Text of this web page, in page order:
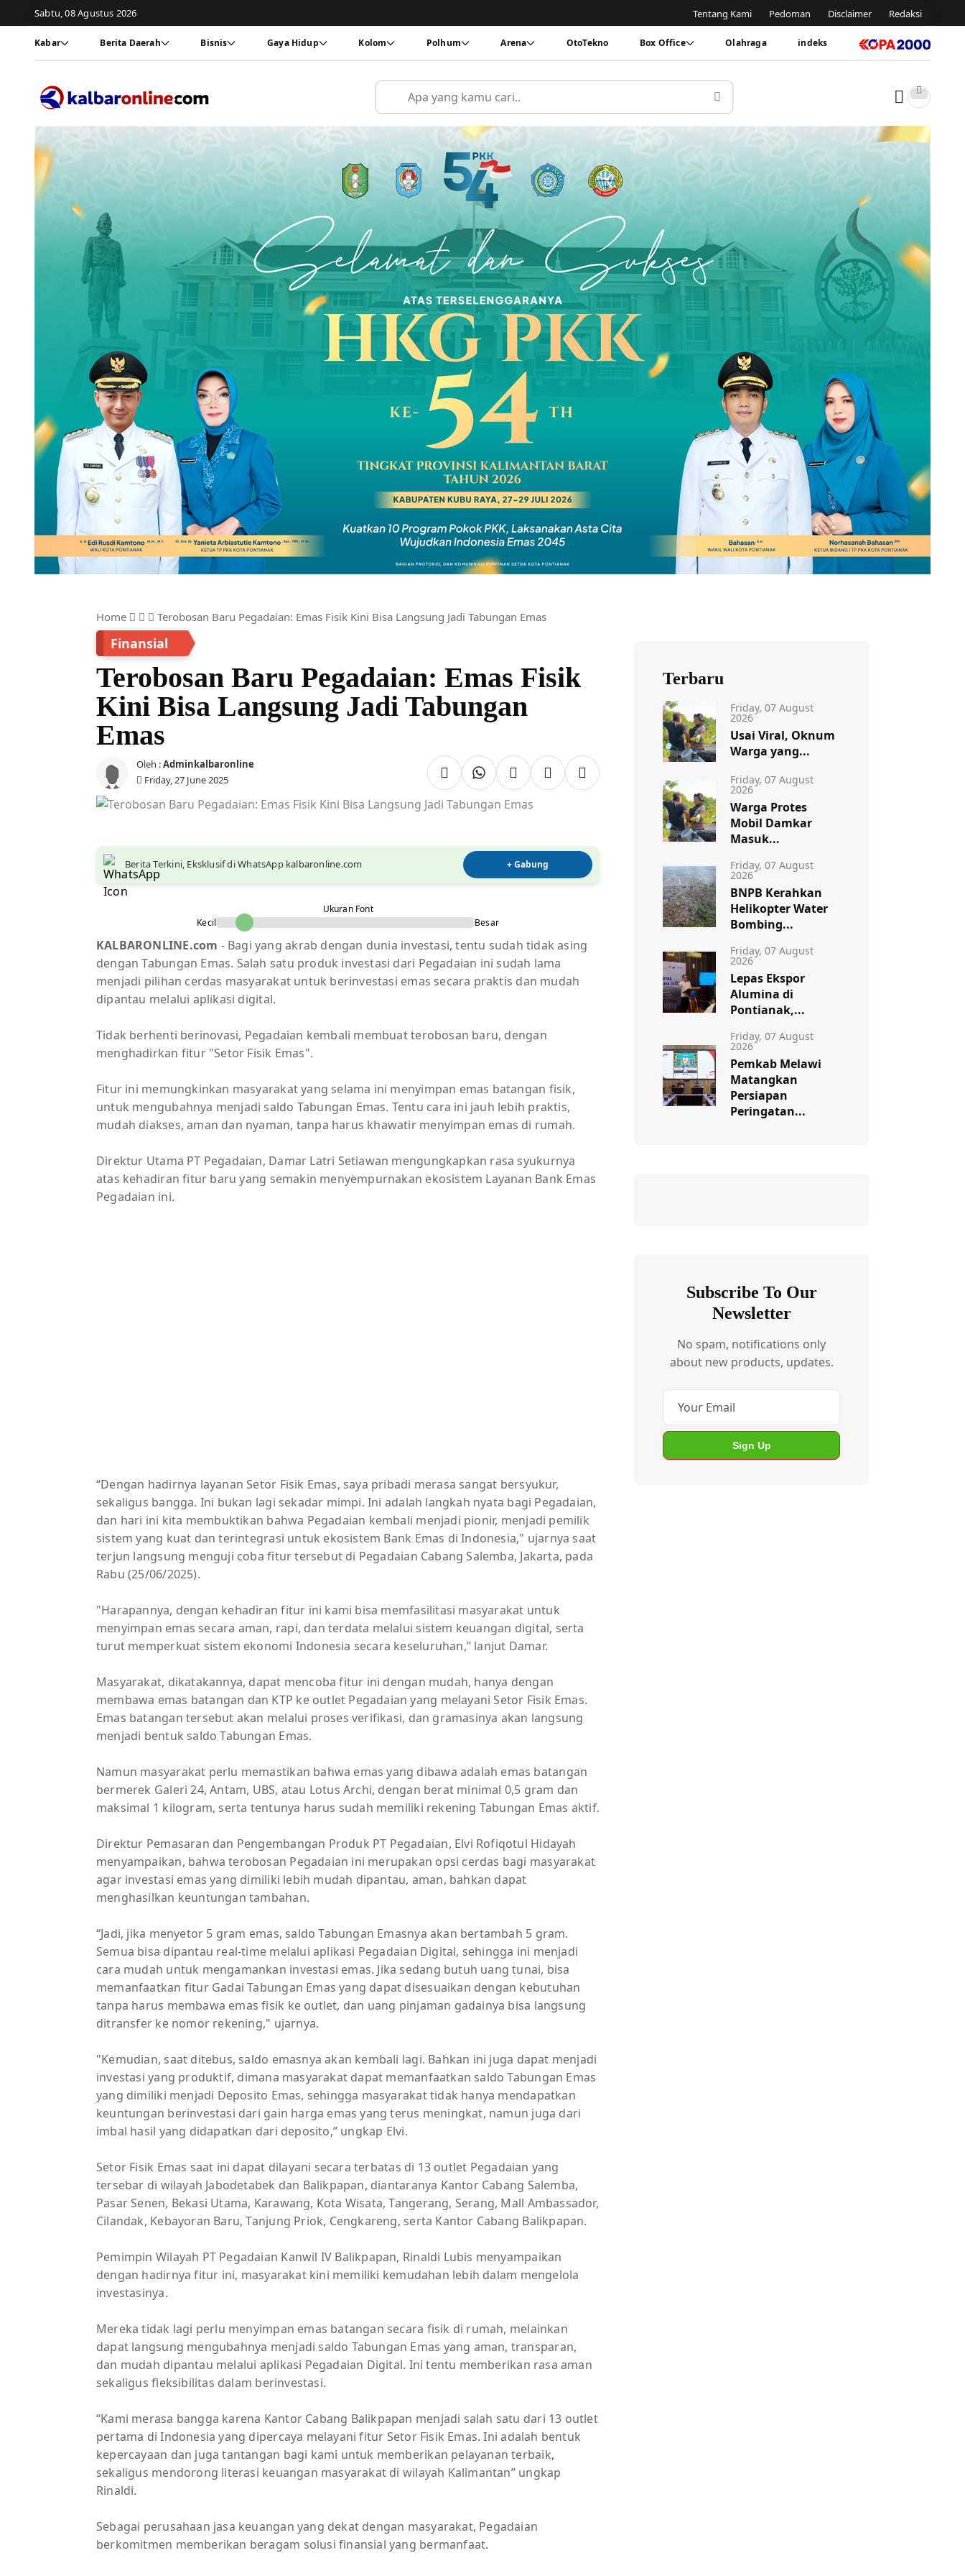
Sabtu, 08 Agustus 2026 Tentang Kami Pedoman Disclaimer Redaksi
Kabar Berita Daerah Bisnis Gaya Hidup Kolom Polhum Arena OtoTekno Box Office Olahraga indeks
Cari
Home Terobosan Baru Pegadaian: Emas Fisik Kini Bisa Langsung Jadi Tabungan Emas
Finansial
Terobosan Baru Pegadaian: Emas Fisik
Kini Bisa Langsung Jadi Tabungan
Emas
Oleh :Adminkalbaronline
Friday, 27 June 2025
Berita Terkini, Eksklusif di WhatsApp kalbaronline.com + Gabung
Ukuran Font
Kecil
Besar
KALBARONLINE.com - Bagi yang akrab dengan dunia investasi, tentu sudah tidak asing
dengan Tabungan Emas. Salah satu produk investasi dari Pegadaian ini sudah lama
menjadi pilihan cerdas masyarakat untuk berinvestasi emas secara praktis dan mudah
dipantau melalui aplikasi digital.
Tidak berhenti berinovasi, Pegadaian kembali membuat terobosan baru, dengan
menghadirkan fitur "Setor Fisik Emas".
Fitur ini memungkinkan masyarakat yang selama ini menyimpan emas batangan fisik,
untuk mengubahnya menjadi saldo Tabungan Emas. Tentu cara ini jauh lebih praktis,
mudah diakses, aman dan nyaman, tanpa harus khawatir menyimpan emas di rumah.
Direktur Utama PT Pegadaian, Damar Latri Setiawan mengungkapkan rasa syukurnya
atas kehadiran fitur baru yang semakin menyempurnakan ekosistem Layanan Bank Emas
Pegadaian ini.
“Dengan hadirnya layanan Setor Fisik Emas, saya pribadi merasa sangat bersyukur,
sekaligus bangga. Ini bukan lagi sekadar mimpi. Ini adalah langkah nyata bagi Pegadaian,
dan hari ini kita membuktikan bahwa Pegadaian kembali menjadi pionir, menjadi pemilik
sistem yang kuat dan terintegrasi untuk ekosistem Bank Emas di Indonesia," ujarnya saat
terjun langsung menguji coba fitur tersebut di Pegadaian Cabang Salemba, Jakarta, pada
Rabu (25/06/2025).
"Harapannya, dengan kehadiran fitur ini kami bisa memfasilitasi masyarakat untuk
menyimpan emas secara aman, rapi, dan terdata melalui sistem keuangan digital, serta
turut memperkuat sistem ekonomi Indonesia secara keseluruhan,” lanjut Damar.
Masyarakat, dikatakannya, dapat mencoba fitur ini dengan mudah, hanya dengan
membawa emas batangan dan KTP ke outlet Pegadaian yang melayani Setor Fisik Emas.
Emas batangan tersebut akan melalui proses verifikasi, dan gramasinya akan langsung
menjadi bentuk saldo Tabungan Emas.
Namun masyarakat perlu memastikan bahwa emas yang dibawa adalah emas batangan
bermerek Galeri 24, Antam, UBS, atau Lotus Archi, dengan berat minimal 0,5 gram dan
maksimal 1 kilogram, serta tentunya harus sudah memiliki rekening Tabungan Emas aktif.
Direktur Pemasaran dan Pengembangan Produk PT Pegadaian, Elvi Rofiqotul Hidayah
menyampaikan, bahwa terobosan Pegadaian ini merupakan opsi cerdas bagi masyarakat
agar investasi emas yang dimiliki lebih mudah dipantau, aman, bahkan dapat
menghasilkan keuntungan tambahan.
“Jadi, jika menyetor 5 gram emas, saldo Tabungan Emasnya akan bertambah 5 gram.
Semua bisa dipantau real-time melalui aplikasi Pegadaian Digital, sehingga ini menjadi
cara mudah untuk mengamankan investasi emas. Jika sedang butuh uang tunai, bisa
memanfaatkan fitur Gadai Tabungan Emas yang dapat disesuaikan dengan kebutuhan
tanpa harus membawa emas fisik ke outlet, dan uang pinjaman gadainya bisa langsung
ditransfer ke nomor rekening," ujarnya.
"Kemudian, saat ditebus, saldo emasnya akan kembali lagi. Bahkan ini juga dapat menjadi
investasi yang produktif, dimana masyarakat dapat memanfaatkan saldo Tabungan Emas
yang dimiliki menjadi Deposito Emas, sehingga masyarakat tidak hanya mendapatkan
keuntungan berinvestasi dari gain harga emas yang terus meningkat, namun juga dari
imbal hasil yang didapatkan dari deposito,” ungkap Elvi.
Setor Fisik Emas saat ini dapat dilayani secara terbatas di 13 outlet Pegadaian yang
tersebar di wilayah Jabodetabek dan Balikpapan, diantaranya Kantor Cabang Salemba,
Pasar Senen, Bekasi Utama, Karawang, Kota Wisata, Tangerang, Serang, Mall Ambassador,
Cilandak, Kebayoran Baru, Tanjung Priok, Cengkareng, serta Kantor Cabang Balikpapan.
Pemimpin Wilayah PT Pegadaian Kanwil IV Balikpapan, Rinaldi Lubis menyampaikan
dengan hadirnya fitur ini, masyarakat kini memiliki kemudahan lebih dalam mengelola
investasinya.
Mereka tidak lagi perlu menyimpan emas batangan secara fisik di rumah, melainkan
dapat langsung mengubahnya menjadi saldo Tabungan Emas yang aman, transparan,
dan mudah dipantau melalui aplikasi Pegadaian Digital. Ini tentu memberikan rasa aman
sekaligus fleksibilitas dalam berinvestasi.
“Kami merasa bangga karena Kantor Cabang Balikpapan menjadi salah satu dari 13 outlet
pertama di Indonesia yang dipercaya melayani fitur Setor Fisik Emas. Ini adalah bentuk
kepercayaan dan juga tantangan bagi kami untuk memberikan pelayanan terbaik,
sekaligus mendorong literasi keuangan masyarakat di wilayah Kalimantan” ungkap
Rinaldi.
Sebagai perusahaan jasa keuangan yang dekat dengan masyarakat, Pegadaian
berkomitmen memberikan beragam solusi finansial yang bermanfaat.
Terbaru
Friday, 07 August
2026
Usai Viral, Oknum
Warga yang...
Friday, 07 August
2026
Warga Protes
Mobil Damkar
Masuk...
Friday, 07 August
2026
BNPB Kerahkan
Helikopter Water
Bombing...
Friday, 07 August
2026
Lepas Ekspor
Alumina di
Pontianak,...
Friday, 07 August
2026
Pemkab Melawi
Matangkan
Persiapan
Peringatan...
Subscribe To Our
Newsletter
No spam, notifications only
about new products, updates.
Sign Up